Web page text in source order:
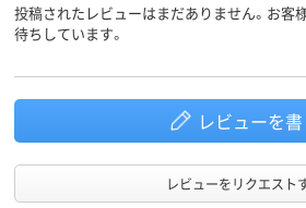
投稿されたレビューはまだありません。お客
待ちしています。
レビューを書
レビューをリクエスト